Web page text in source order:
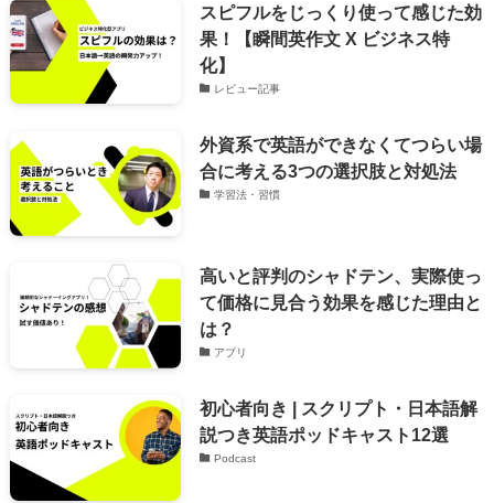
スピフルをじっくり使って感じた効
果！【瞬間英作文 X ビジネス特
化】
レビュー記事
外資系で英語ができなくてつらい場
合に考える3つの選択肢と対処法
学習法・習慣
高いと評判のシャドテン、実際使っ
て価格に見合う効果を感じた理由と
は？
アプリ
初心者向き | スクリプト・日本語解
説つき英語ポッドキャスト12選
Podcast